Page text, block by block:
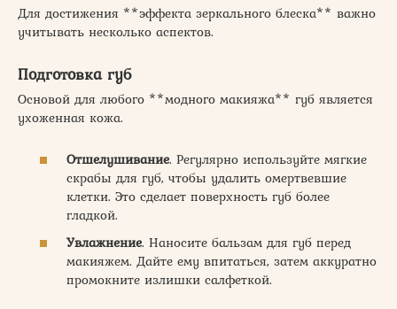
Для достижения **эффекта зеркального блеска** важно
учитывать несколько аспектов.
Подготовка губ
Основой для любого **модного макияжа** губ является
ухоженная кожа.
Отшелушивание. Регулярно используйте мягкие
скрабы для губ, чтобы удалить омертвевшие
клетки. Это сделает поверхность губ более
гладкой.
Увлажнение. Наносите бальзам для губ перед
макияжем. Дайте ему впитаться, затем аккуратно
промокните излишки салфеткой.